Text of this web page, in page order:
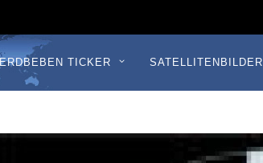
ERDBEBEN TICKER SATELLITENBILDER